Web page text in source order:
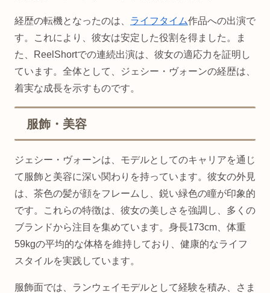
経歴の転機となったのは、 ライフタイム作品への出演で
す。これにより、彼女は安定した役割を得ました。ま
た、ReelShortでの連続出演は、彼女の適応力を証明し
ています。全体として、ジェシー・ヴォーンの経歴は、
着実な成長を示すものです。
服飾・美容
ジェシー・ヴォーンは、モデルとしてのキャリアを通じ
て服飾と美容に深い関わりを持っています。彼女の外見
は、茶色の髪が顔をフレームし、鋭い緑色の瞳が印象的
です。これらの特徴は、彼女の美しさを強調し、多くの
ブランドから注目を集めています。身長173cm、体重
59kgの平均的な体格を維持しており、健康的なライフ
スタイルを実践しています。
服飾面では、ランウェイモデルとして経験を積み、さま